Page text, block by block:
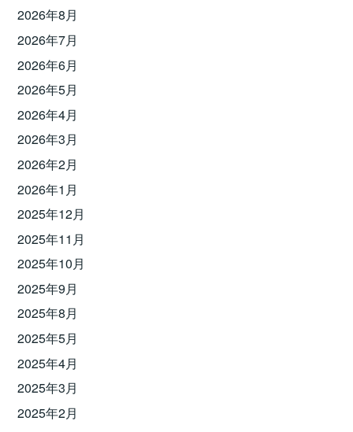
2026年8月
2026年7月
2026年6月
2026年5月
2026年4月
2026年3月
2026年2月
2026年1月
2025年12月
2025年11月
2025年10月
2025年9月
2025年8月
2025年5月
2025年4月
2025年3月
2025年2月